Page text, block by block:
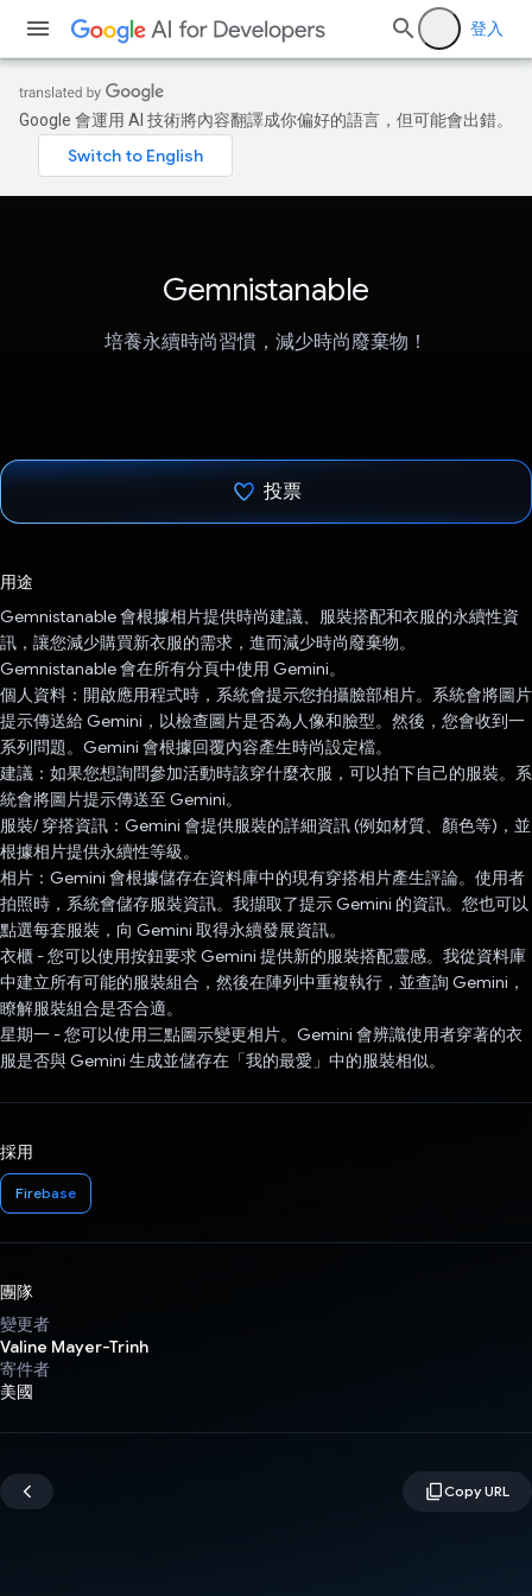
登入
Google 會運用 AI 技術將內容翻譯成你偏好的語言，但可能會出錯。
Gemnistanable
培養永續時尚習慣，減少時尚廢棄物！
投票
用途
Gemnistanable 會根據相片提供時尚建議、服裝搭配和衣服的永續性資
訊，讓您減少購買新衣服的需求，進而減少時尚廢棄物。
Gemnistanable 會在所有分頁中使用 Gemini。
個人資料：開啟應用程式時，系統會提示您拍攝臉部相片。系統會將圖片
提示傳送給 Gemini，以檢查圖片是否為人像和臉型。然後，您會收到一
系列問題。Gemini 會根據回覆內容產生時尚設定檔。
建議：如果您想詢問參加活動時該穿什麼衣服，可以拍下自己的服裝。系
統會將圖片提示傳送至 Gemini。
服裝/ 穿搭資訊：Gemini 會提供服裝的詳細資訊 (例如材質、顏色等)，並
根據相片提供永續性等級。
相片：Gemini 會根據儲存在資料庫中的現有穿搭相片產生評論。使用者
拍照時，系統會儲存服裝資訊。我擷取了提示 Gemini 的資訊。您也可以
點選每套服裝，向 Gemini 取得永續發展資訊。
衣櫃 - 您可以使用按鈕要求 Gemini 提供新的服裝搭配靈感。我從資料庫
中建立所有可能的服裝組合，然後在陣列中重複執行，並查詢 Gemini，
瞭解服裝組合是否合適。
星期一 - 您可以使用三點圖示變更相片。Gemini 會辨識使用者穿著的衣
服是否與 Gemini 生成並儲存在「我的最愛」中的服裝相似。
採用
Firebase
團隊
變更者
Valine Mayer-Trinh
寄件者
美國